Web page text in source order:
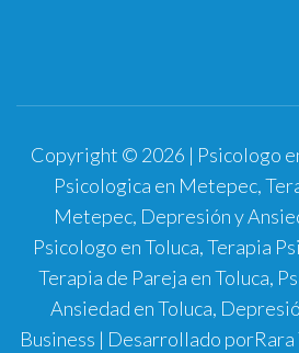
Copyright © 2026 | Psicologo
Psicologica en Metepec,
Metepec, Depresión y
Psicologo en Toluca, Terapia
Terapia de Pareja en Toluca,
Ansiedad en Toluca,
Business | Desarrollado porRara